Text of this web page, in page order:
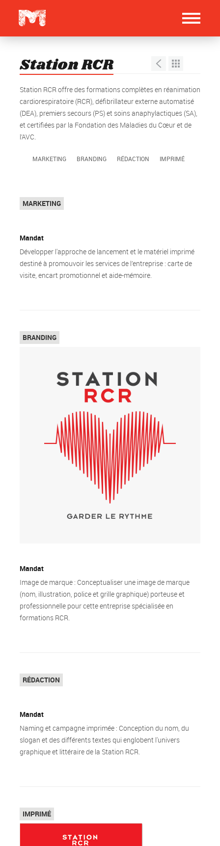
Station RCR
Station RCR offre des formations complètes en réanimation
cardiorespiratoire (RCR), défibrillateur externe automatisé
(DEA), premiers secours (PS) et soins anaphylactiques (SA),
et certifiées par la Fondation des Maladies du Cœur et de
l’AVC.
MARKETING BRANDING RÉDACTION IMPRIMÉ
MARKETING
Mandat
Développer l'approche de lancement et le matériel imprimé
destiné à promouvoir les services de l’entreprise : carte de
visite, encart promotionnel et aide-mémoire.
BRANDING
Mandat
Image de marque : Conceptualiser une image de marque
(nom, illustration, police et grille graphique) porteuse et
professionnelle pour cette entreprise spécialisée en
formations RCR.
RÉDACTION
Mandat
Naming et campagne imprimée : Conception du nom, du
slogan et des différents textes qui englobent l'univers
graphique et littéraire de la Station RCR.
IMPRIMÉ